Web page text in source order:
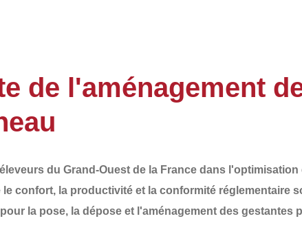
de l'aménagement
du Grand-Ouest de la France dans l'optimisation
le confort, la productivité et la conformité réglementaire
la pose, la dépose et l'aménagement des gestantes